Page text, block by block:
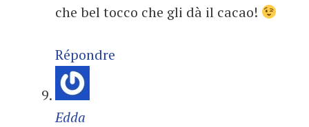
che bel tocco che gli dà il cacao!
Répondre
Edda